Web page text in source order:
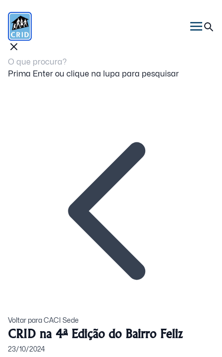
Prima Enter ou clique na lupa para pesquisar
Voltar para CACI Sede
CRID na 4ª Edição do Bairro Feliz
23/10/2024